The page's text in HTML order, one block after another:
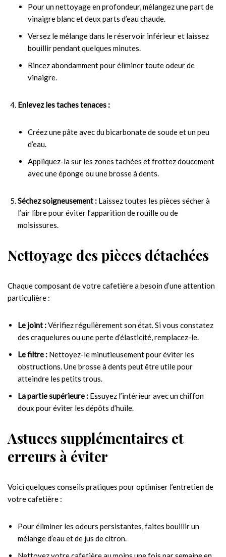
Pour un nettoyage en profondeur, mélangez une part de
vinaigre blanc et deux parts d’eau chaude.
Versez le mélange dans le réservoir inférieur et laissez
bouillir pendant quelques minutes.
Rincez abondamment pour éliminer toute odeur de
vinaigre.
Enlevez les taches tenaces :
Créez une pâte avec du bicarbonate de soude et un peu
d’eau.
Appliquez-la sur les zones tachées et frottez doucement
avec une éponge ou une brosse à dents.
Séchez soigneusement : Laissez toutes les pièces sécher à
l’air libre pour éviter l’apparition de rouille ou de
moisissures.
Nettoyage des pièces détachées
Chaque composant de votre cafetière a besoin d’une attention
particulière :
Le joint :Vérifiez régulièrement son état. Si vous constatez
des craquelures ou une perte d’élasticité, remplacez-le.
Le filtre : Nettoyez-le minutieusement pour éviter les
obstructions. Une brosse à dents peut être utile pour
atteindre les petits trous.
La partie supérieure : Essuyez l’intérieur avec un chiffon
doux pour éviter les dépôts d’huile.
Astuces supplémentaires et
erreurs à éviter
Voici quelques conseils pratiques pour optimiser l’entretien de
votre cafetière :
Pour éliminer les odeurs persistantes, faites bouillir un
mélange d’eau et de jus de citron.